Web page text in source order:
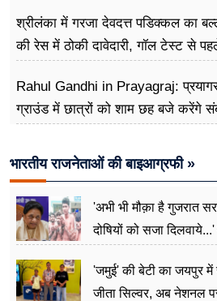
श्रीलंका में गरजा देवदत्त पडिक्कल का
की रेस में ठोकी दावेदारी, गॉल टेस्ट से
Rahul Gandhi in Prayagraj:
ग्राउंड में छात्रों को शाम छह बजे करेंगे
भारतीय राजनेताओं की बाइआग्रफी »
'अभी भी मौक़ा है गुजरात
दोषियों को सजा
'जमुई' की बेटी का जयपुर
जीता सिल्वर, अब नेशनल